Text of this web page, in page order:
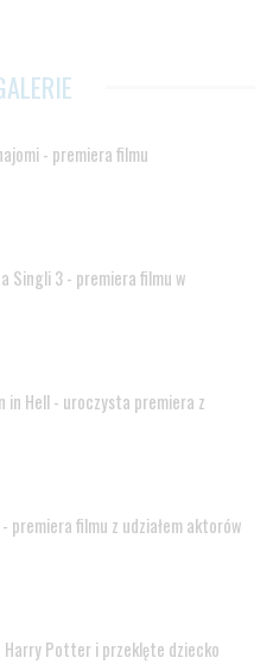
- premiera filmu
Singli 3 - premiera filmu w
in Hell - uroczysta premiera z
premiera filmu z udziałem aktorów
Harry Potter i przeklęte dziecko